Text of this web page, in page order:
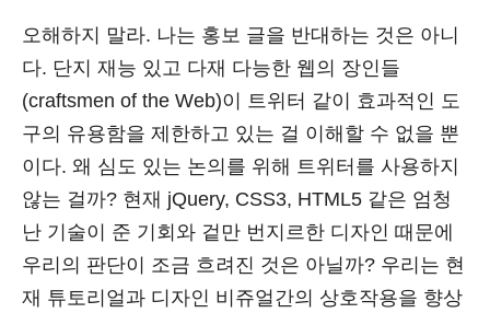
오해하지 말라. 나는 홍보 글을 반대하는 것은 아니
다. 단지 재능 있고 다재 다능한 웹의 장인들
(craftsmen of the Web)이 트위터 같이 효과적인 도
구의 유용함을 제한하고 있는 걸 이해할 수 없을 뿐
이다. 왜 심도 있는 논의를 위해 트위터를 사용하지
않는 걸까? 현재 jQuery, CSS3, HTML5 같은 엄청
난 기술이 준 기회와 겉만 번지르한 디자인 때문에
우리의 판단이 조금 흐려진 것은 아닐까? 우리는 현
재 튜토리얼과 디자인 비쥬얼간의 상호작용을 향상